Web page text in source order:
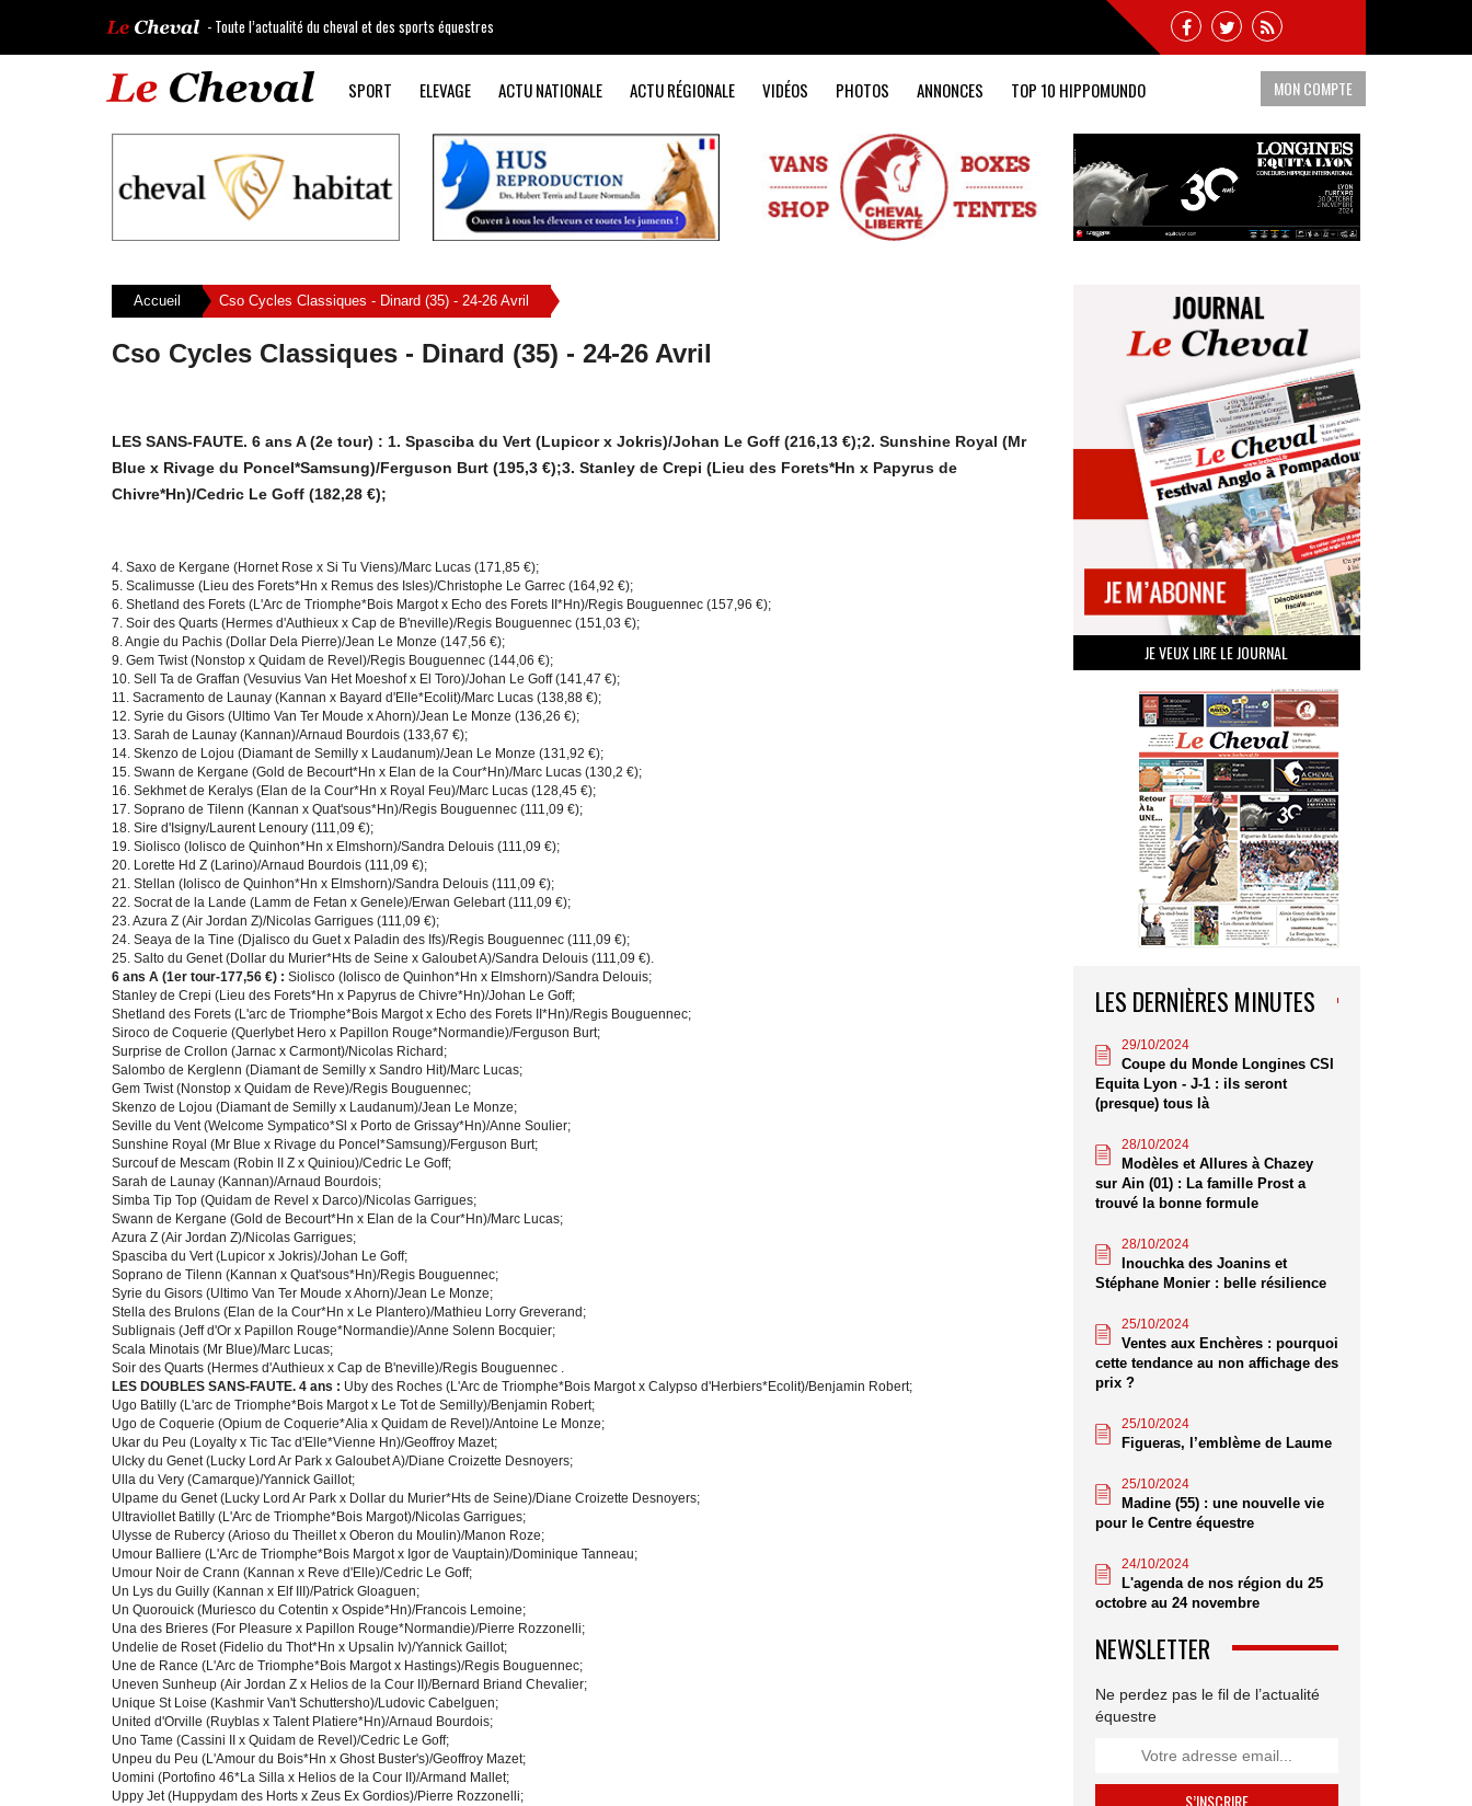
- Toute l’actualité du cheval et des sports équestres
SPORT ELEVAGE ACTU NATIONALE ACTU RÉGIONALE VIDÉOS PHOTOS ANNONCES TOP 10 HIPPOMUNDO MON COMPTE
Accueil Cso Cycles Classiques - Dinard (35) - 24-26 Avril
Cso Cycles Classiques - Dinard (35) - 24-26 Avril
LES SANS-FAUTE. 6 ans A (2e tour) : 1. Spasciba du Vert (Lupicor x Jokris)/Johan Le Goff (216,13 €);2. Sunshine Royal (Mr
Blue x Rivage du Poncel*Samsung)/Ferguson Burt (195,3 €);3. Stanley de Crepi (Lieu des Forets*Hn x Papyrus de
Chivre*Hn)/Cedric Le Goff (182,28 €);
4. Saxo de Kergane (Hornet Rose x Si Tu Viens)/Marc Lucas (171,85 €);
5. Scalimusse (Lieu des Forets*Hn x Remus des Isles)/Christophe Le Garrec (164,92 €);
6. Shetland des Forets (L'Arc de Triomphe*Bois Margot x Echo des Forets II*Hn)/Regis Bouguennec (157,96 €);
7. Soir des Quarts (Hermes d'Authieux x Cap de B'neville)/Regis Bouguennec (151,03 €);
8. Angie du Pachis (Dollar Dela Pierre)/Jean Le Monze (147,56 €);
9. Gem Twist (Nonstop x Quidam de Revel)/Regis Bouguennec (144,06 €);
10. Sell Ta de Graffan (Vesuvius Van Het Moeshof x El Toro)/Johan Le Goff (141,47 €);
11. Sacramento de Launay (Kannan x Bayard d'Elle*Ecolit)/Marc Lucas (138,88 €);
12. Syrie du Gisors (Ultimo Van Ter Moude x Ahorn)/Jean Le Monze (136,26 €);
13. Sarah de Launay (Kannan)/Arnaud Bourdois (133,67 €);
14. Skenzo de Lojou (Diamant de Semilly x Laudanum)/Jean Le Monze (131,92 €);
15. Swann de Kergane (Gold de Becourt*Hn x Elan de la Cour*Hn)/Marc Lucas (130,2 €);
16. Sekhmet de Keralys (Elan de la Cour*Hn x Royal Feu)/Marc Lucas (128,45 €);
17. Soprano de Tilenn (Kannan x Quat'sous*Hn)/Regis Bouguennec (111,09 €);
18. Sire d'Isigny/Laurent Lenoury (111,09 €);
19. Siolisco (Iolisco de Quinhon*Hn x Elmshorn)/Sandra Delouis (111,09 €);
20. Lorette Hd Z (Larino)/Arnaud Bourdois (111,09 €);
21. Stellan (Iolisco de Quinhon*Hn x Elmshorn)/Sandra Delouis (111,09 €);
22. Socrat de la Lande (Lamm de Fetan x Genele)/Erwan Gelebart (111,09 €);
23. Azura Z (Air Jordan Z)/Nicolas Garrigues (111,09 €);
24. Seaya de la Tine (Djalisco du Guet x Paladin des Ifs)/Regis Bouguennec (111,09 €);
25. Salto du Genet (Dollar du Murier*Hts de Seine x Galoubet A)/Sandra Delouis (111,09 €).
6 ans A (1er tour-177,56 €) : Siolisco (Iolisco de Quinhon*Hn x Elmshorn)/Sandra Delouis;
Stanley de Crepi (Lieu des Forets*Hn x Papyrus de Chivre*Hn)/Johan Le Goff;
Shetland des Forets (L'arc de Triomphe*Bois Margot x Echo des Forets II*Hn)/Regis Bouguennec;
Siroco de Coquerie (Querlybet Hero x Papillon Rouge*Normandie)/Ferguson Burt;
Surprise de Crollon (Jarnac x Carmont)/Nicolas Richard;
Salombo de Kerglenn (Diamant de Semilly x Sandro Hit)/Marc Lucas;
Gem Twist (Nonstop x Quidam de Reve)/Regis Bouguennec;
Skenzo de Lojou (Diamant de Semilly x Laudanum)/Jean Le Monze;
Seville du Vent (Welcome Sympatico*Sl x Porto de Grissay*Hn)/Anne Soulier;
Sunshine Royal (Mr Blue x Rivage du Poncel*Samsung)/Ferguson Burt;
Surcouf de Mescam (Robin II Z x Quiniou)/Cedric Le Goff;
Sarah de Launay (Kannan)/Arnaud Bourdois;
Simba Tip Top (Quidam de Revel x Darco)/Nicolas Garrigues;
Swann de Kergane (Gold de Becourt*Hn x Elan de la Cour*Hn)/Marc Lucas;
Azura Z (Air Jordan Z)/Nicolas Garrigues;
Spasciba du Vert (Lupicor x Jokris)/Johan Le Goff;
Soprano de Tilenn (Kannan x Quat'sous*Hn)/Regis Bouguennec;
Syrie du Gisors (Ultimo Van Ter Moude x Ahorn)/Jean Le Monze;
Stella des Brulons (Elan de la Cour*Hn x Le Plantero)/Mathieu Lorry Greverand;
Sublignais (Jeff d'Or x Papillon Rouge*Normandie)/Anne Solenn Bocquier;
Scala Minotais (Mr Blue)/Marc Lucas;
Soir des Quarts (Hermes d'Authieux x Cap de B'neville)/Regis Bouguennec .
LES DOUBLES SANS-FAUTE. 4 ans : Uby des Roches (L'Arc de Triomphe*Bois Margot x Calypso d'Herbiers*Ecolit)/Benjamin Robert;
Ugo Batilly (L'arc de Triomphe*Bois Margot x Le Tot de Semilly)/Benjamin Robert;
Ugo de Coquerie (Opium de Coquerie*Alia x Quidam de Revel)/Antoine Le Monze;
Ukar du Peu (Loyalty x Tic Tac d'Elle*Vienne Hn)/Geoffroy Mazet;
Ulcky du Genet (Lucky Lord Ar Park x Galoubet A)/Diane Croizette Desnoyers;
Ulla du Very (Camarque)/Yannick Gaillot;
Ulpame du Genet (Lucky Lord Ar Park x Dollar du Murier*Hts de Seine)/Diane Croizette Desnoyers;
Ultraviollet Batilly (L'Arc de Triomphe*Bois Margot)/Nicolas Garrigues;
Ulysse de Rubercy (Arioso du Theillet x Oberon du Moulin)/Manon Roze;
Umour Balliere (L'Arc de Triomphe*Bois Margot x Igor de Vauptain)/Dominique Tanneau;
Umour Noir de Crann (Kannan x Reve d'Elle)/Cedric Le Goff;
Un Lys du Guilly (Kannan x Elf III)/Patrick Gloaguen;
Un Quorouick (Muriesco du Cotentin x Ospide*Hn)/Francois Lemoine;
Una des Brieres (For Pleasure x Papillon Rouge*Normandie)/Pierre Rozzonelli;
Undelie de Roset (Fidelio du Thot*Hn x Upsalin Iv)/Yannick Gaillot;
Une de Rance (L'Arc de Triomphe*Bois Margot x Hastings)/Regis Bouguennec;
Uneven Sunheup (Air Jordan Z x Helios de la Cour II)/Bernard Briand Chevalier;
Unique St Loise (Kashmir Van't Schuttersho)/Ludovic Cabelguen;
United d'Orville (Ruyblas x Talent Platiere*Hn)/Arnaud Bourdois;
Uno Tame (Cassini II x Quidam de Revel)/Cedric Le Goff;
Unpeu du Peu (L'Amour du Bois*Hn x Ghost Buster's)/Geoffroy Mazet;
Uomini (Portofino 46*La Silla x Helios de la Cour II)/Armand Mallet;
Uppy Jet (Huppydam des Horts x Zeus Ex Gordios)/Pierre Rozzonelli;
JE VEUX LIRE LE JOURNAL
LES DERNIÈRES MINUTES
29/10/2024
Coupe du Monde Longines CSI
Equita Lyon - J-1 : ils seront
(presque) tous là
28/10/2024
Modèles et Allures à Chazey
sur Ain (01) : La famille Prost a
trouvé la bonne formule
28/10/2024
Inouchka des Joanins et
Stéphane Monier : belle résilience
25/10/2024
Ventes aux Enchères : pourquoi
cette tendance au non affichage des
prix ?
25/10/2024
Figueras, l’emblème de Laume
25/10/2024
Madine (55) : une nouvelle vie
pour le Centre équestre
24/10/2024
L'agenda de nos région du 25
octobre au 24 novembre
NEWSLETTER
Ne perdez pas le fil de l’actualité
équestre